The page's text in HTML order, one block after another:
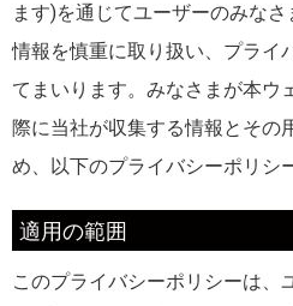
ます)を通じてユーザーのみな
情報を慎重に取り扱い、プライ
てまいります。みなさまが本ウ
際に当社が収集する情報とその
め、以下のプライバシーポリシ
適用の範囲
このプライバシーポリシーは、